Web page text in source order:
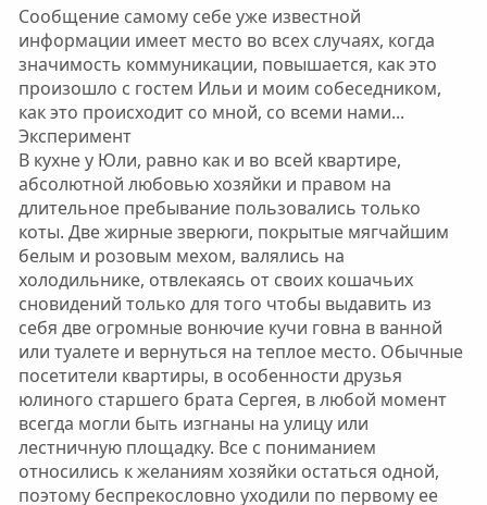
Сообщение самому себе уже известной
информации имеет место во всех случаях, когда
значимость коммуникации, повышается, как это
произошло с гостем Ильи и моим собеседником,
как это происходит со мной, со всеми нами...
Эксперимент
В кухне у Юли, равно как и во всей квартире,
абсолютной любовью хозяйки и правом на
длительное пребывание пользовались только
коты. Две жирные зверюги, покрытые мягчайшим
белым и розовым мехом, валялись на
холодильнике, отвлекаясь от своих кошачьих
сновидений только для того чтобы выдавить из
себя две огромные вонючие кучи говна в ванной
или туалете и вернуться на теплое место. Обычные
посетители квартиры, в особенности друзья
юлиного старшего брата Сергея, в любой момент
всегда могли быть изгнаны на улицу или
лестничную площадку. Все с пониманием
относились к желаниям хозяйки остаться одной,
поэтому беспрекословно уходили по первому ее